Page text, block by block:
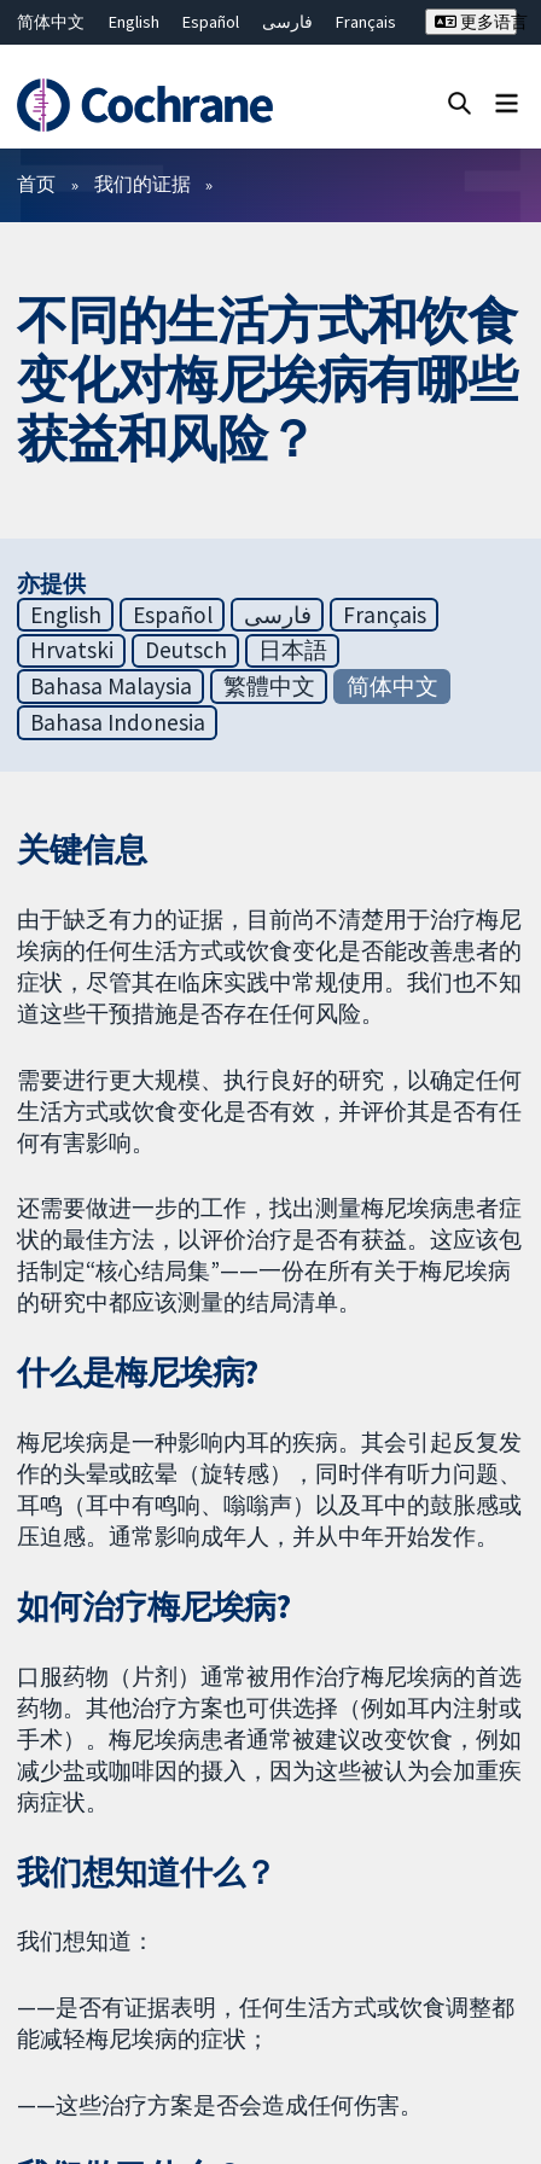
简体中文 English Español فارسی
Français
ไทย
繁體中文
更多语言
过滤
首页 我们的证据
不同的生活方式和饮食
变化对梅尼埃病有哪些
获益和风险？
亦提供
English
Español فارسی
Français
Hrvatski
Deutsch
日本語
Bahasa Malaysia
繁體中文
简体中文
Bahasa Indonesia
关键信息
由于缺乏有力的证据，目前尚不清楚用于治疗梅尼
埃病的任何生活方式或饮食变化是否能改善患者的
症状，尽管其在临床实践中常规使用。我们也不知
道这些干预措施是否存在任何风险。
需要进行更大规模、执行良好的研究，以确定任何
生活方式或饮食变化是否有效，并评价其是否有任
何有害影响。
还需要做进一步的工作，找出测量梅尼埃病患者症
状的最佳方法，以评价治疗是否有获益。这应该包
括制定“核心结局集”——一份在所有关于梅尼埃病
的研究中都应该测量的结局清单。
什么是梅尼埃病?
梅尼埃病是一种影响内耳的疾病。其会引起反复发
作的头晕或眩晕（旋转感），同时伴有听力问题、
耳鸣（耳中有鸣响、嗡嗡声）以及耳中的鼓胀感或
压迫感。通常影响成年人，并从中年开始发作。
如何治疗梅尼埃病?
口服药物（片剂）通常被用作治疗梅尼埃病的首选
药物。其他治疗方案也可供选择（例如耳内注射或
手术）。梅尼埃病患者通常被建议改变饮食，例如
减少盐或咖啡因的摄入，因为这些被认为会加重疾
病症状。
我们想知道什么？
我们想知道：
——是否有证据表明，任何生活方式或饮食调整都
能减轻梅尼埃病的症状；
——这些治疗方案是否会造成任何伤害。